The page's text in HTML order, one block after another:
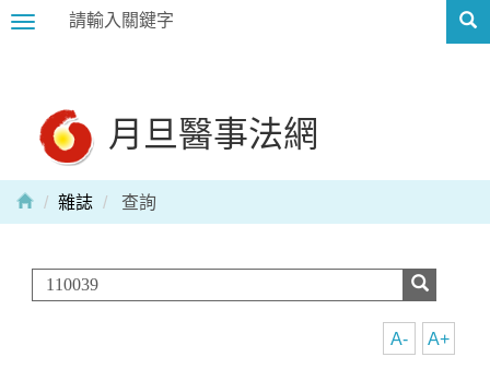
Toggle
月旦醫事法網
雜誌 查詢
A+
A-